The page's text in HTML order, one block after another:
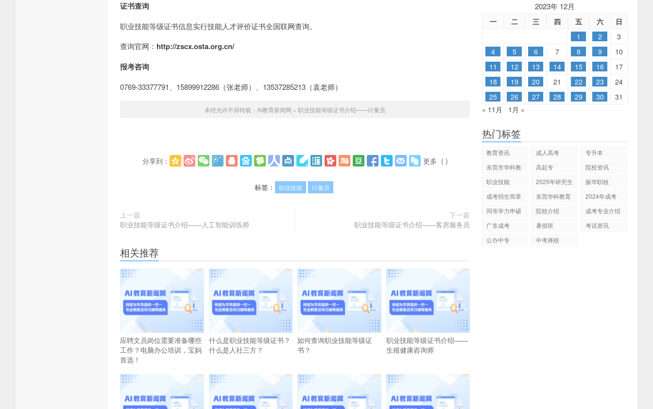
证书查询
职业技能等级证书信息实行技能人才评价证书全国联网查询。
查询官网： http://zscx.osta.org.cn/
报考咨询
0769-33377791、15899912286（张老师）、13537285213（袁老师）
未经允许不得转载： AI教育新闻网 » 职业技能等级证书介绍——计量员
分享到： 更多 ( )
标签： 职业技能 计量员
上一篇
职业技能等级证书介绍——人工智能训练师
下一篇
职业技能等级证书介绍——客房服务员
相关推荐
应聘文员岗位需要准备哪些
工作？电脑办公培训，宝妈
首选！
什么是职业技能等级证书？
什么是人社三方？
如何查询职业技能等级证
书？
职业技能等级证书介绍——
生殖健康咨询师
2023年 12月
一 二 三 四 五 六
日
1
2
3
4
5 6 7 8 9
10
11
12 13 14 15 16
17
18
19 20 21 22 23
24
25
26 27 28 29 30
31
« 11月
1月 »
热门标签
教育资讯 成人高考
专升本
东莞市华科教
高起专
院校资讯
职业技能
2025年研究生
振华职校
成考招生简章
东莞华科教育
2024年成考
同等学力申硕
院校介绍
成考专业介绍
广东成考
暑假班
考试资讯
公办中专
中考择校